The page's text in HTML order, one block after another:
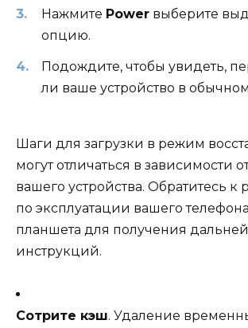
Нажмите Power выберите
опцию.
Подождите, чтобы увидеть,
ли ваше устройство в
Шаги для загрузки в режим
могут отличаться в зависимости
вашего устройства. Обратитесь к
по эксплуатации вашего
планшета для получения
инструкций.
Сотрите кэш. Удаление